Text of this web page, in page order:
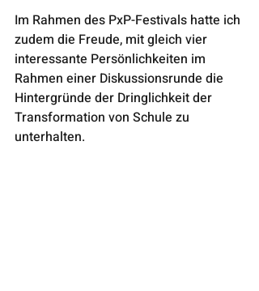
Im Rahmen des PxP-Festivals hatte ich
zudem die Freude, mit gleich vier
interessante Persönlichkeiten im
Rahmen einer Diskussionsrunde die
Hintergründe der Dringlichkeit der
Transformation von Schule zu
unterhalten.